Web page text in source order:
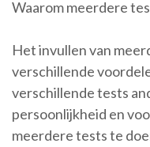
Waarom meerdere
Het invullen van
verschillende
verschillende tests
persoonlijkheid en
meerdere tests te